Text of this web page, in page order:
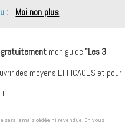
: Moi non plus
gratuitement mon guide "Les 3
des moyens ​EFFICACES et pour
!
sera jamais cédée ni revendue. En vous